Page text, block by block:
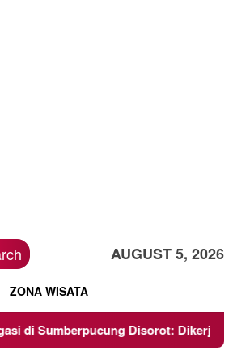
AUGUST 5, 2026
ZONA WISATA
Disorot: Dikerjakan Asal-